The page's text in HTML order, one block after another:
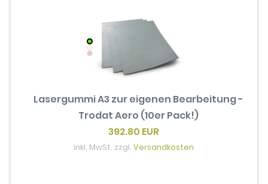
Lasergummi A3 zur eigenen Bearbeitung -
Trodat Aero (10er Pack!)
392.80 EUR
inkl. MwSt. zzgl.Versandkosten